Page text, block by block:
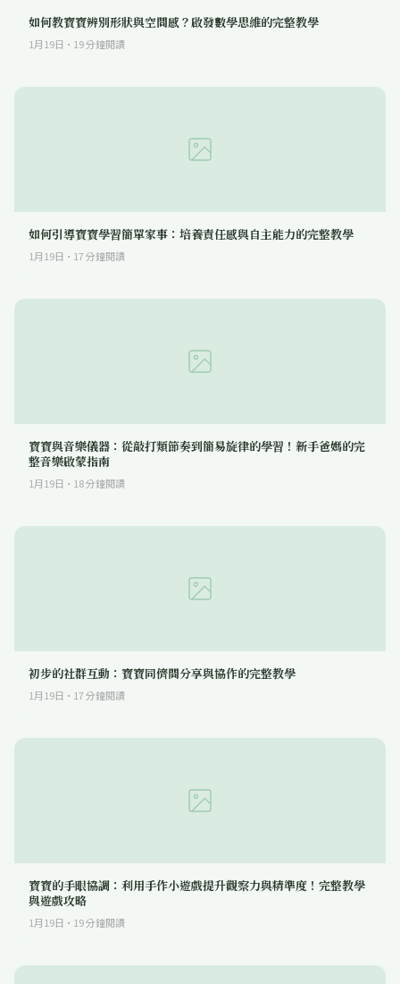
如何教寶寶辨別形狀與空間感？啟發數學思維的完整教學
1月19日 · 19分鐘閱讀
如何引導寶寶學習簡單家事：培養責任感與自主能力的完整教學
1月19日 · 17分鐘閱讀
寶寶與音樂儀器：從敲打類節奏到簡易旋律的學習！新手爸媽的完
整音樂啟蒙指南
1月19日 · 18分鐘閱讀
初步的社群互動：寶寶同儕間分享與協作的完整教學
1月19日 · 17分鐘閱讀
寶寶的手眼協調：利用手作小遊戲提升觀察力與精準度！完整教學
與遊戲攻略
1月19日 · 19分鐘閱讀